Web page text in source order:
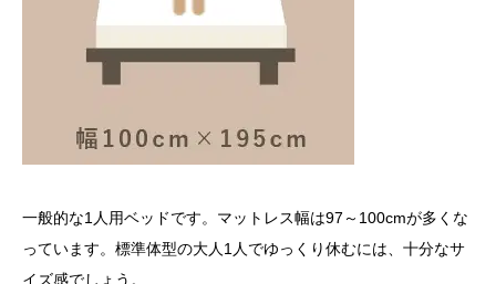
一般的な1人用ベッドです。マットレス幅は97～100cmが多くな
っています。標準体型の大人1人でゆっくり休むには、十分なサ
イズ感でしょう。